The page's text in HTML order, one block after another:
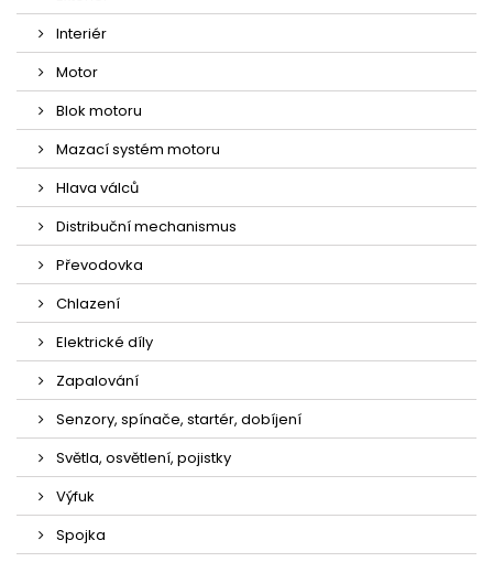
Interiér
Motor
Blok motoru
Mazací systém motoru
Hlava válců
Distribuční mechanismus
Převodovka
Chlazení
Elektrické díly
Zapalování
Senzory, spínače, startér, dobíjení
Světla, osvětlení, pojistky
Výfuk
Spojka